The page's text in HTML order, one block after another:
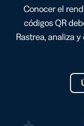
Conocer el
códigos QR
Rastrea, analiza